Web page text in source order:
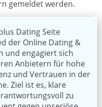
gemeldet werden.
Dating Seite
der Online Dating &
und engagiert sich
Anbietern für hohe
und Vertrauen in der
Ziel ist es, klare
zu